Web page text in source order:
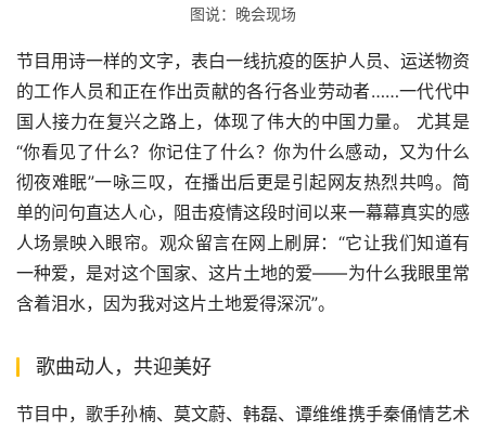
图说：晚会现场
节目用诗一样的文字，表白一线抗疫的医护人员、运送物资
的工作人员和正在作出贡献的各行各业劳动者……一代代中
国人接力在复兴之路上，体现了伟大的中国力量。 尤其是
“你看见了什么？你记住了什么？你为什么感动，又为什么
彻夜难眠”一咏三叹，在播出后更是引起网友热烈共鸣。简
单的问句直达人心，阻击疫情这段时间以来一幕幕真实的感
人场景映入眼帘。观众留言在网上刷屏：“它让我们知道有
一种爱，是对这个国家、这片土地的爱——为什么我眼里常
含着泪水，因为我对这片土地爱得深沉”。
歌曲动人，共迎美好
节目中，歌手孙楠、莫文蔚、韩磊、谭维维携手秦俑情艺术